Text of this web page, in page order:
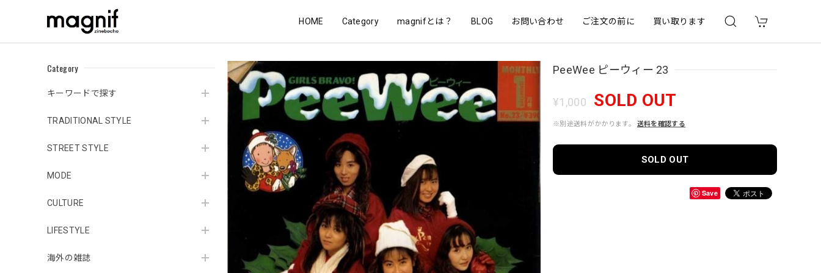
HOME Category magnifとは？ BLOG お問い合わせ ご注文の前に 買い取ります
Category
キーワードで探す
TRADITIONAL STYLE
STREET STYLE
MODE
CULTURE
LIFESTYLE
海外の雑誌
PeeWee ピーウィー 23
¥1,000 SOLD OUT
※別途送料がかかります。 送料を確認する
SOLD OUT
Save